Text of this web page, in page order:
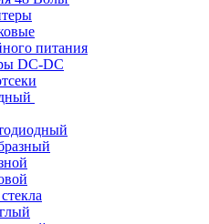
питания
DC-DC